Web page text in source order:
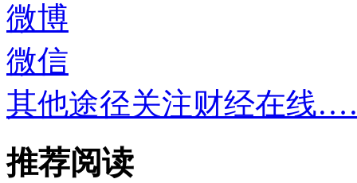
微博
微信
其他途径关注财经在线
推荐阅读